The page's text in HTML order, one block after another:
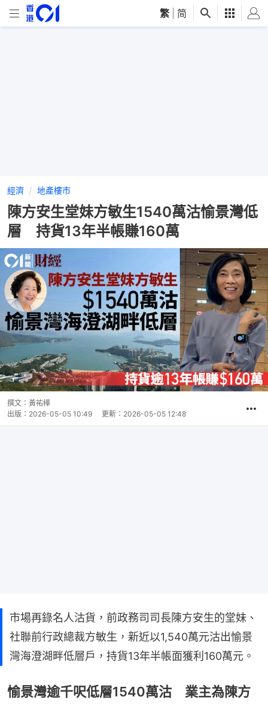
繁 简
經濟 地產樓市
陳方安生堂妹方敏生1540萬沽愉景灣低
層 持貨13年半帳賺160萬
撰文： 黃祐樺
出版： 2026-05-05 10:49 更新： 2026-05-05 12:48
市場再錄名人沽貨，前政務司司長陳方安生的堂妹、
社聯前行政總裁方敏生，新近以1,540萬元沽出愉景
灣海澄湖畔低層戶，持貨13年半帳面獲利160萬元。
愉景灣逾千呎低層1540萬沽 業主為陳方